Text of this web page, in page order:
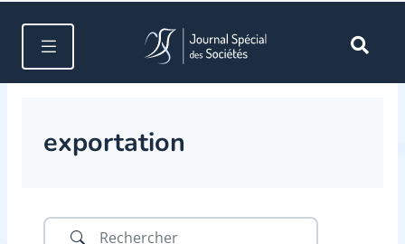
exportation